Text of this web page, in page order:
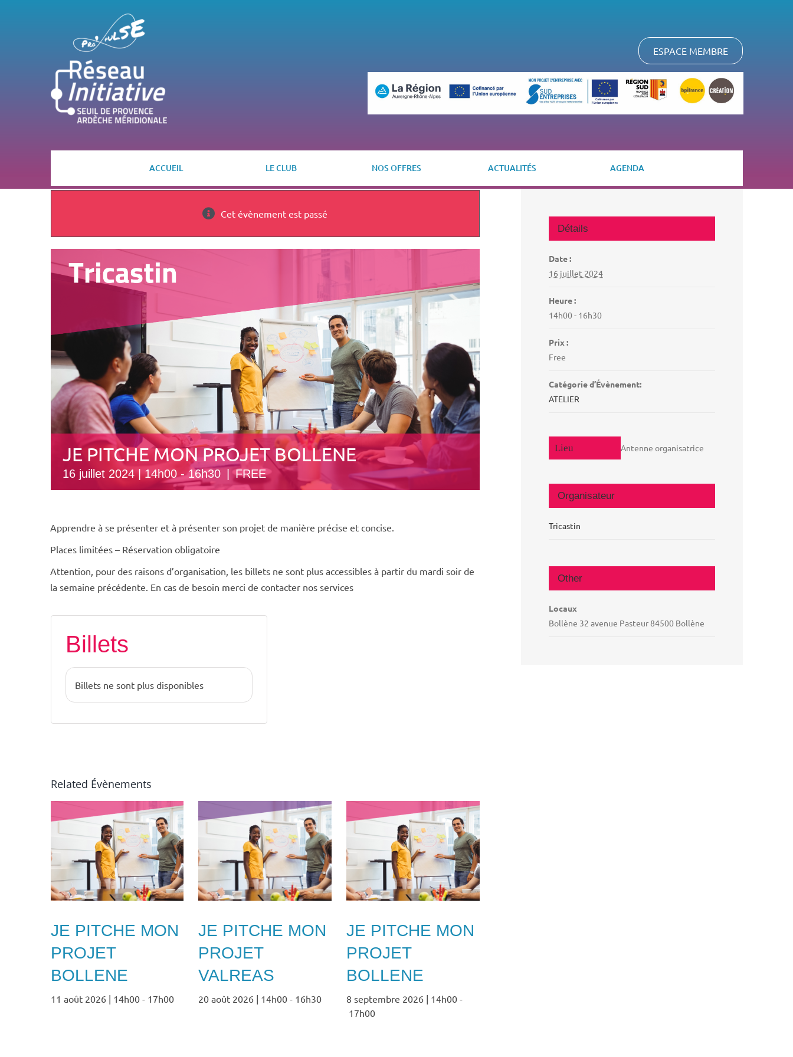
ESPACE MEMBRE
ACCUEIL LE CLUB NOS OFFRES ACTUALITÉS AGENDA
Cet évènement est passé
JE PITCHE MON PROJET BOLLENE
16 juillet 2024 | 14h00-16h30 FREE
Apprendre à se présenter et à présenter son projet de manière précise et concise.
Places limitées – Réservation obligatoire
Attention, pour des raisons d’organisation, les billets ne sont plus accessibles à partir du mardi soir de
la semaine précédente. En cas de besoin merci de contacter nos services
Billets
Billets ne sont plus disponibles
Related Évènements
JE PITCHE MON
PROJET
BOLLENE
11 août 2026 | 14h00 - 17h00
JE PITCHE MON
PROJET
VALREAS
20 août 2026 | 14h00 - 16h30
JE PITCHE MON
PROJET
BOLLENE
8 septembre 2026 | 14h00 -
17h00
Détails
Date :
16 juillet 2024
Heure :
14h00 - 16h30
Prix :
Free
Catégorie d’Évènement:
ATELIER
Antenne organisatrice
Organisateur
Tricastin
Other
Locaux
Bollène 32 avenue Pasteur 84500 Bollène